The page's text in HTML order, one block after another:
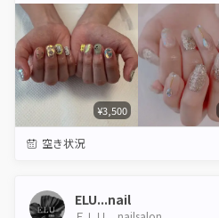
¥3,500
空き状況
ELU...nail